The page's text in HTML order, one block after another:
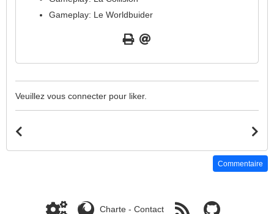
Gameplay: Le Worldbuider
Veuillez vous connecter pour liker.
Commentaire
Charte- Contact